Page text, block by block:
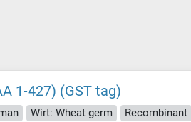
1-427) (GST tag)
Wirt: Wheat germ Recombinant